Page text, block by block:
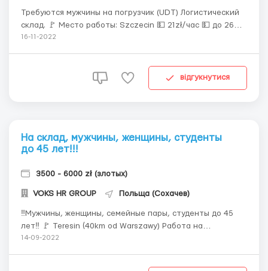
Требуются мужчины на погрузчик (UDT) Логистический
склад. 🚩 Место работы: Szczecin 💵 21zł/час 💵 до 26
лет 23zł/час 💵 студенты до 26 лет – 32zł/час 🗓 Пн -
16-11-2022
відгукнутися
На склад, мужчины, женщины, студенты
до 45 лет!!!
3500 - 6000 zł (злотых)
VOKS HR GROUP Польща (Сохачев)
‼️Мужчины, женщины, семейные пары, студенты до 45
лет‼️ 🚩 Teresin (40km od Warszawy) Работа на
продовольственном складе. Заработная плата зависит
14-09-2022